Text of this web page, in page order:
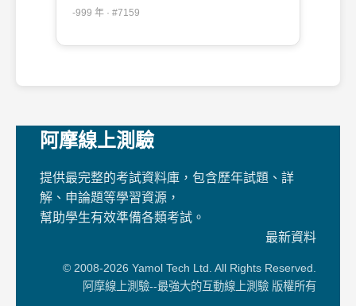
-999 年 · #7159
阿摩線上測驗
提供最完整的考試資料庫，包含歷年試題、詳
解、申論題等學習資源，
幫助學生有效準備各類考試。
最新資料
© 2008-2026 Yamol Tech Ltd. All Rights Reserved.
阿摩線上測驗--最強大的互動線上測驗 版權所有